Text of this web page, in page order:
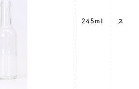
245ml スクリ